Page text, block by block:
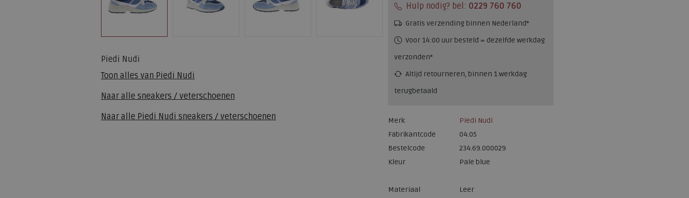
Piedi Nudi
Toon alles van Piedi Nudi
Naar alle sneakers / veterschoenen
Naar alle Piedi Nudi sneakers / veterschoenen
Hulp nodig? bel: 0229 760 760
Gratis verzending binnen Nederland*
Voor 14:00 uur besteld = dezelfde werkdag
verzonden*
Altijd retourneren, binnen 1 werkdag
terugbetaald
Merk
Piedi Nudi
Fabrikantcode
04.05
Bestelcode
234.69.000029
Kleur
Pale blue
Materiaal
Leer